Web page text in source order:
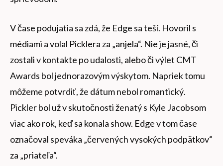
V čase podujatia sa zdá, že Edge sa teší. Hovoril s
médiami a volal Picklera za „anjela“. Nie je jasné, či
zostali v kontakte po udalosti, alebo či výlet CMT
Awards bol jednorazovým výskytom. Napriek tomu
môžeme potvrdiť, že dátum nebol romantický.
Pickler bol už v skutočnosti ženatý s Kyle Jacobsom
viac ako rok, keď sa konala show. Edge v tom čase
označoval speváka „červených vysokých podpätkov“
za „priateľa“.